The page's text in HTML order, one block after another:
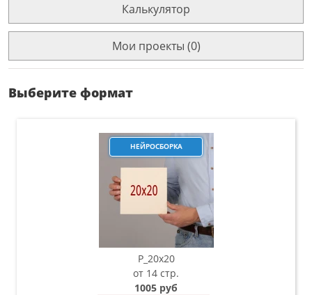
Калькулятор
Мои проекты (0)
Выберите формат
НЕЙРОСБОРКА
P_20х20
от 14 стр.
1005 руб